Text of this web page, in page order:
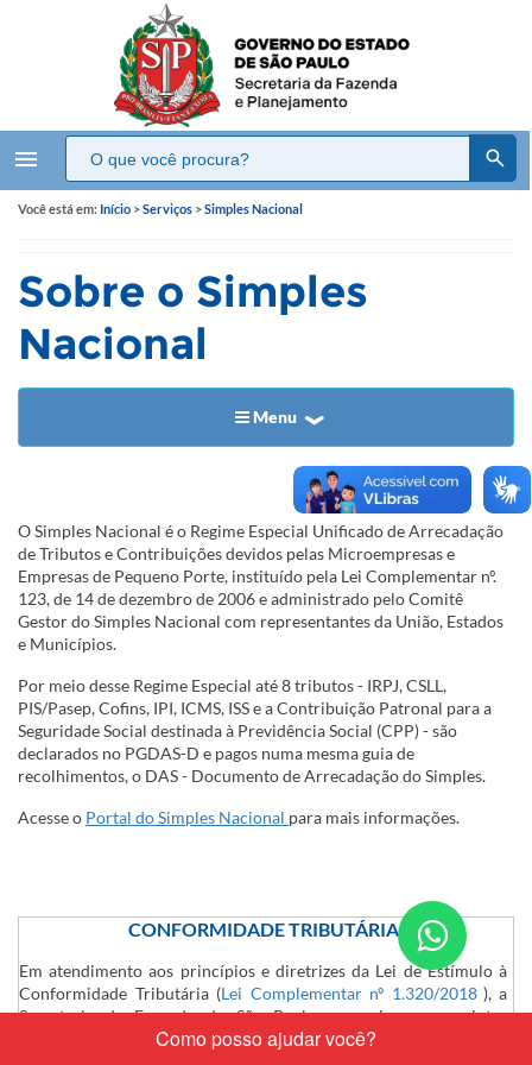
menu
nos
pelo
Você está em: Início >Serviços >Simples Nacional
Sobre o Simples
Nacional
Menu
​O Simples Nacional é o ​Regime Especial Unificado de Arrecadação
de Tributos e Contribuições devidos pelas Microempresas e
Empresas de Pequeno Porte, instituído pela Lei Complementar nº.
123, de 14 de dezembro de 2006 e administrado pelo Comitê
Gestor do Simples Nacional com representantes da União, Estados
e Municípios.
Por meio desse Regime Especial até 8 tributos - IRPJ, CSLL,
PIS/Pasep, Cofins, IPI, ICMS, ISS e a Contribuição Patronal para a
Seguridade Social destinada à Previdência Social (CPP) - são
declarados no PGDAS-D e pagos numa mesma guia de
recolhimentos, o DAS - Documento de Arrecadação do Simples.
Acesse o Portal do Simples Nacional para mais informações.
​CONFORMIDADE TRIBUTÁRIA
Em atendimento aos princípios e diretrizes da Lei de Estímulo à
Conformidade Tributária (Lei Complementar nº 1.320/2018 ), a
Secretaria da Fazenda de São Paulo comunica as seguintes